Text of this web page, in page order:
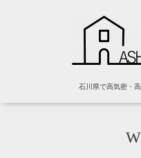
石川県で高気密・